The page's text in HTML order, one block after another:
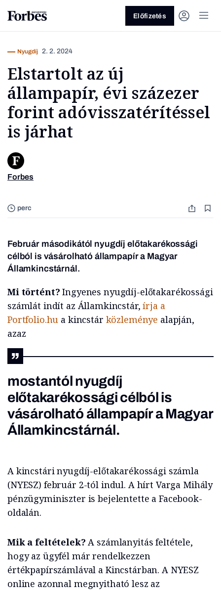
Vagy fedezze fel a következő
Előfizetés
perc
Nyugdíj 2. 2. 2024
Elstartolt az új
állampapír, évi százezer
forint adóvisszatérítéssel
is járhat
Forbes
Február másodikától nyugdíj előtakarékossági
célból is vásárolható állampapír a Magyar
Államkincstárnál.
Mi történt? Ingyenes nyugdíj-előtakarékossági
számlát indít az Államkincstár,írja a
Portfolio.hu a kincstár közleménye alapján,
azaz
mostantól nyugdíj
előtakarékossági célból is
vásárolható állampapír a Magyar
Államkincstárnál.
A kincstári nyugdíj-előtakarékossági számla
(NYESZ) február 2-tól indul. A hírt Varga Mihály
pénzügyminiszter is bejelentette a Facebook-
oldalán.
Mik a feltételek?A számlanyitás feltétele,
hogy az ügyfél már rendelkezzen
értékpapírszámlával a Kincstárban. A NYESZ
online azonnal megnyitható lesz az